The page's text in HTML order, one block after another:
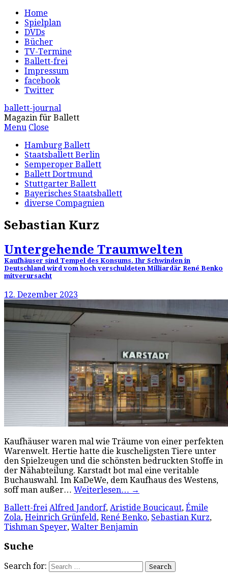
Home
Spielplan
DVDs
Bücher
TV-Termine
Ballett-frei
Impressum
facebook
Twitter
ballett-journal
Magazin für Ballett
Menu Close
Hamburg Ballett
Staatsballett Berlin
Semperoper Ballett
Ballett Dortmund
Stuttgarter Ballett
Bayerisches Staatsballett
diverse Compagnien
Sebastian Kurz
Untergehende Traumwelten
Kaufhäuser sind Tempel des Konsums. Ihr Schwinden in
Deutschland wird vom hoch verschuldeten Milliardär René Benko
mitverursacht
12. Dezember 2023
Kaufhäuser waren mal wie Träume von einer perfekten
Warenwelt. Hertie hatte die kuscheligsten Tiere unter
den Spielzeugen und die schönsten bedruckten Stoffe in
der Nähabteilung. Karstadt bot mal eine veritable
Buchauswahl. Im KaDeWe, dem Kaufhaus des Westens,
soff man außer… Weiterlesen… →
Ballett-frei Alfred Jandorf, Aristide Boucicaut, Émile
Zola, Heinrich Grünfeld, René Benko, Sebastian Kurz,
Tishman Speyer, Walter Benjamin
Suche
Search for: